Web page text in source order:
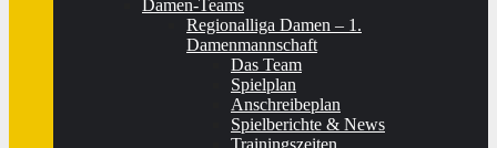
Damen-Teams
Regionalliga Damen – 1.
Damenmannschaft
Das Team
Spielplan
Anschreibeplan
Spielberichte & News
Trainingszeiten